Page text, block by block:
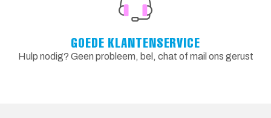
GOEDE KLANTENSERVICE
Hulp nodig? Geen probleem, bel, chat of mail ons gerust